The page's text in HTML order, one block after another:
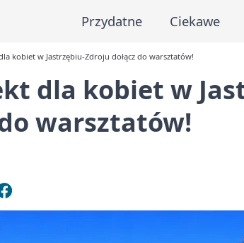
Przydatne Ciekawe
kobiet w Jastrzębiu-Zdroju dołącz do warsztatów!
dla kobiet w
warsztatów!